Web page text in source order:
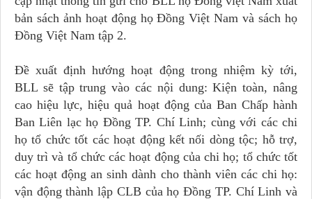
bản sách ảnh hoạt động họ Đồng Việt Nam và sách họ
Đồng Việt Nam tập 2.
Đề xuất định hướng hoạt động trong nhiệm kỳ tới,
BLL sẽ tập trung vào các nội dung: Kiện toàn, nâng
cao hiệu lực, hiệu quả hoạt động của Ban Chấp hành
Ban Liên lạc họ Đồng TP. Chí Linh; cùng với các chi
họ tổ chức tốt các hoạt động kết nối dòng tộc; hỗ trợ,
duy trì và tổ chức các hoạt động của chi họ; tổ chức tốt
các hoạt động an sinh dành cho thành viên các chi họ:
vận động thành lập CLB của họ Đồng TP. Chí Linh và